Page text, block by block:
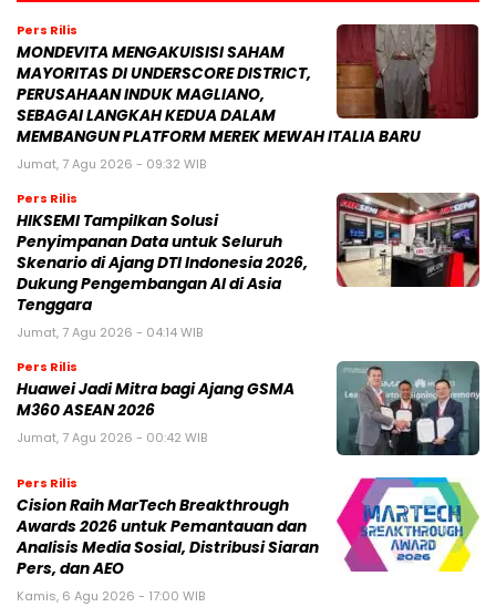
Pers Rilis
MONDEVITA MENGAKUISISI SAHAM
MAYORITAS DI UNDERSCORE DISTRICT,
PERUSAHAAN INDUK MAGLIANO,
SEBAGAI LANGKAH KEDUA DALAM
MEMBANGUN PLATFORM MEREK MEWAH ITALIA BARU
Jumat, 7 Agu 2026 - 09:32 WIB
Pers Rilis
HIKSEMI Tampilkan Solusi
Penyimpanan Data untuk Seluruh
Skenario di Ajang DTI Indonesia 2026,
Dukung Pengembangan AI di Asia
Tenggara
Jumat, 7 Agu 2026 - 04:14 WIB
Pers Rilis
Huawei Jadi Mitra bagi Ajang GSMA
M360 ASEAN 2026
Jumat, 7 Agu 2026 - 00:42 WIB
Pers Rilis
Cision Raih MarTech Breakthrough
Awards 2026 untuk Pemantauan dan
Analisis Media Sosial, Distribusi Siaran
Pers, dan AEO
Kamis, 6 Agu 2026 - 17:00 WIB